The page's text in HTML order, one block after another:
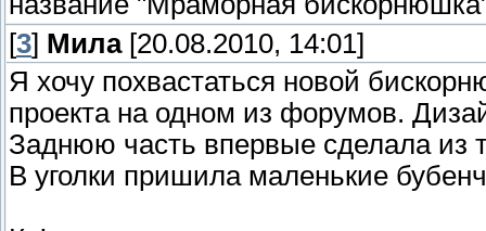
[3] Мила[20.08.2010, 14:01]
Я хочу похвастаться новой
проекта на одном из форумов.
Заднюю часть впервые сделала из
В уголки пришила маленькие